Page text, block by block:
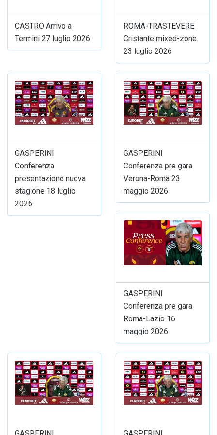
CASTRO Arrivo a
Termini 27 luglio 2026
ROMA-TRASTEVERE
Cristante mixed-zone
23 luglio 2026
GASPERINI
Conferenza
presentazione nuova
stagione 18 luglio
2026
GASPERINI
Conferenza pre gara
Verona-Roma 23
maggio 2026
GASPERINI
Conferenza pre gara
Roma-Lazio 16
maggio 2026
GASPERINI GASPERINI